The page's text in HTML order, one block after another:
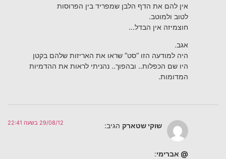
אין להם את הדף הלבן שמפריד בין הפרוסות
לטוב ולמוטב.
חוצמיזה אין הבדל…
אגב.
היה למודעה הזו “סט” שראו את האריזות שלהם בקטן
היו שם הכפלות.. ובהפוך.. נהניתי לראות את ההדמיות
המדומות.
שוקי שטארק הגיב: 29/08/12 בשעה 22:41
@ אברימי: